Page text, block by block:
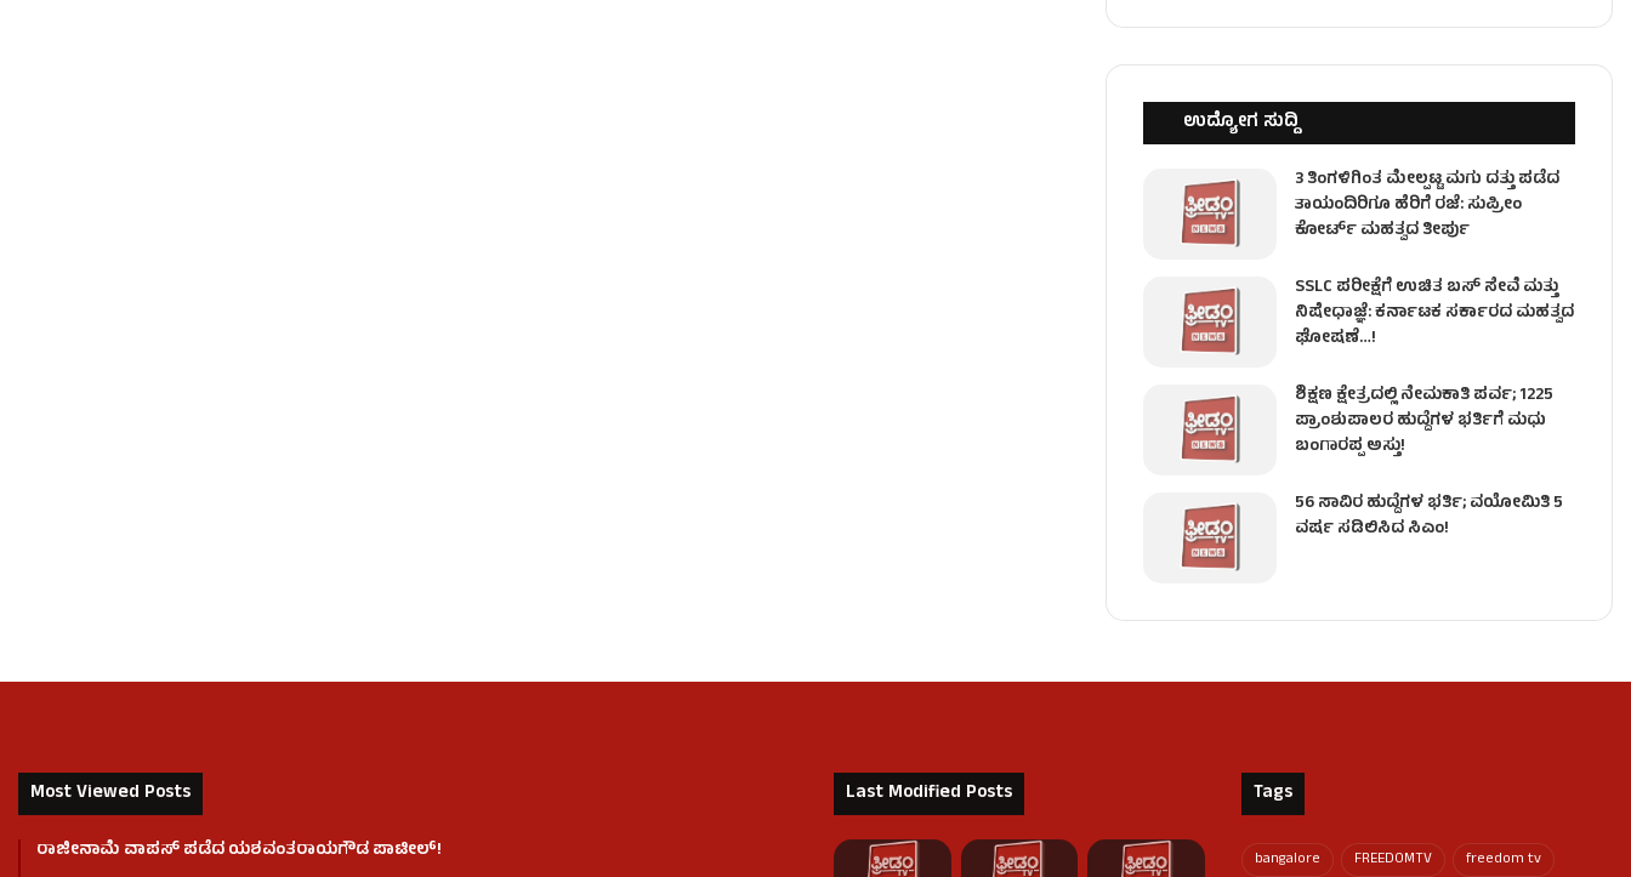
ಉದ್ಯೋಗ ಸುದ್ದಿ
3 ತಿಂಗಳಿಗಿಂತ ಮೇಲ್ಪಟ್ಟ ಮಗು ದತ್ತು ಪಡೆದ
ತಾಯಂದಿರಿಗೂ ಹೆರಿಗೆ ರಜೆ: ಸುಪ್ರೀಂ
ಕೋರ್ಟ್ ಮಹತ್ವದ ತೀರ್ಪು
SSLC ಪರೀಕ್ಷೆಗೆ ಉಚಿತ ಬಸ್ ಸೇವೆ ಮತ್ತು
ನಿಷೇಧಾಜ್ಞೆ: ಕರ್ನಾಟಕ ಸರ್ಕಾರದ ಮಹತ್ವದ
ಘೋಷಣೆ…!
ಶಿಕ್ಷಣ ಕ್ಷೇತ್ರದಲ್ಲಿ ನೇಮಕಾತಿ ಪರ್ವ; 1225
ಪ್ರಾಂಶುಪಾಲರ ಹುದ್ದೆಗಳ ಭರ್ತಿಗೆ ಮಧು
ಬಂಗಾರಪ್ಪ ಅಸ್ತು!
56 ಸಾವಿರ ಹುದ್ದೆಗಳ ಭರ್ತಿ; ವಯೋಮಿತಿ 5
ವರ್ಷ ಸಡಿಲಿಸಿದ ಸಿಎಂ!
Most Viewed Posts
ರಾಜೀನಾಮೆ ವಾಪಸ್ ಪಡೆದ ಯಶವಂತರಾಯಗೌಡ ಪಾಟೀಲ್‌!
Last Modified Posts Tags
bangalore FREEDOMTV
freedom tv